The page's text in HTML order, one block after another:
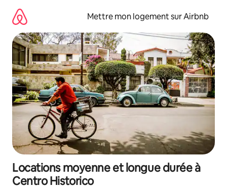
directement
contenu
Mettre mon logement sur Airbnb
Locations moyenne et longue durée à
Centro Historico